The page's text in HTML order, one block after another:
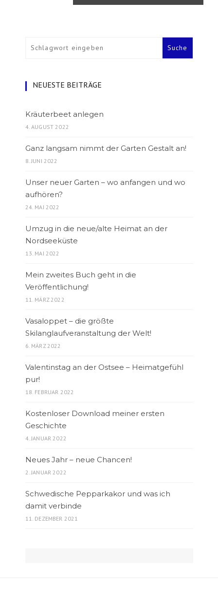
NEUESTE BEITRÄGE
Kräuterbeet anlegen
4. AUGUST 2022
Ganz langsam nimmt der Garten Gestalt an!
8. JUNI 2022
Unser neuer Garten – wo anfangen und wo
aufhören?
24. MAI 2022
Umzug in die neue/alte Heimat an der
Nordseeküste
13. MAI 2022
Mein zweites Buch geht in die
Veröffentlichung!
11. MÄRZ 2022
Vasaloppet – die größte
Skilanglaufveranstaltung der Welt!
6. MÄRZ 2022
Valentinstag an der Ostsee – Heimatgefühl
pur!
18. FEBRUAR 2022
Kostenloser Download meiner ersten
Geschichte
4. JANUAR 2022
Neues Jahr – neue Chancen!
2. JANUAR 2022
Schwedische Pepparkakor und was ich
damit verbinde
11. DEZEMBER 2021